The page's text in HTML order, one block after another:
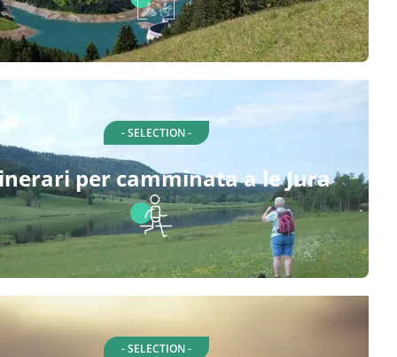
- SELECTION -
per camminata a le Jura
- SELECTION -